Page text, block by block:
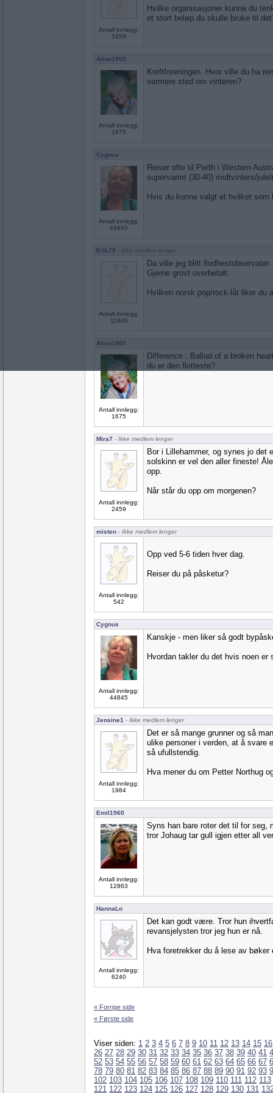
Antall innlegg:
2459
Hvilke organisasjoner kunne du
et stort beløp du skulle bruke til
Alina1960
Antall innlegg:
1675
Kreftforeningen. Hvor ville du ha
varmere sted om vinteren?
Cygnus
Antall innlegg:
44845
Reiser ofte til Perth i Western
supervarmt (30-40) midtvinters/
Hvis du kunne valgt et hvilket
Erik75 - Ikke medlem lenger
Antall innlegg:
11608
Da ville jeg blitt flodhestobservatør.
Gjerne grovt overbetalt.
Hvilken norsk pop/rock-låt liker du
Alina1960
Antall innlegg:
1675
Difference : Ballad of a broken
du er den flotteste?
Mira7 - Ikke medlem lenger
Antall innlegg:
2459
Bor i Lillehammer, og synes jo det
solskinn er vel den aller fineste!
opp.
Når står du opp om morgenen?
misten - Ikke medlem lenger
Antall innlegg:
542
Opp ved 5-6 tiden hver dag.
Reiser du på påsketur?
Cygnus
Antall innlegg:
44845
Kanskje - men liker så godt
Hvordan takler du det hvis noen er
Jensine1 - Ikke medlem lenger
Antall innlegg:
1984
Det er så mange grunner og så
ulike personer i verden, at å svare
så ufullstendig.
Hva mener du om Petter Northug
Emil1960
Antall innlegg:
12863
Syns han bare roter det til for seg,
tror Johaug tar gull igjen etter all
HannaLo
Antall innlegg:
6240
Det kan godt være. Tror hun
revansjelysten tror jeg hun er nå.
Hva foretrekker du å lese av bøker
« Forrige side
« Første side
Viser siden: 1 2 3 4 5 6 7 8 9 10 11 12 13 14 15 16
26 27 28 29 30 31 32 33 34 35 36 37 38 39 40 41
52 53 54 55 56 57 58 59 60 61 62 63 64 65 66 67
78 79 80 81 82 83 84 85 86 87 88 89 90 91 92 93
102 103 104 105 106 107 108 109 110 111 112 113
121 122 123 124 125 126 127 128 129 130 131